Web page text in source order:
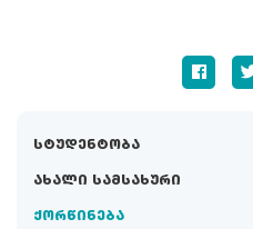
სტუდენტობა
ახალი სამსახური
ქორწინება